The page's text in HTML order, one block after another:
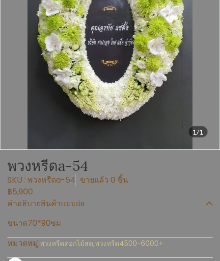
1/1
พวงหรีดa-54
SKU : พวงหรีดa-54 ขายแล้ว 0 ชิ้น
฿5,900
คำอธิบายสินค้าแบบย่อ
ขนาด70*90ซม
หมวดหมู่:พวงหรีดดอกไม้สด,พวงหรีด4500-6000+